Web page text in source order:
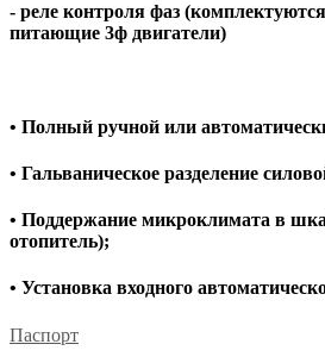
- реле контроля фаз
питающие 3ф двигатели)
• Полный ручной или
• Гальваническое разделение
• Поддержание микроклимата в
отопитель);
• Установка входного
Паспорт